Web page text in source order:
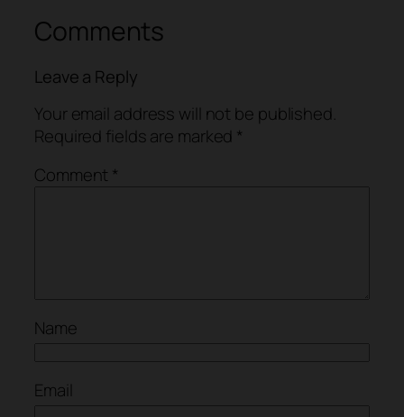
Comments
Leave a Reply
Your email address will not be published.
Required fields are marked *
Comment *
Name
Email